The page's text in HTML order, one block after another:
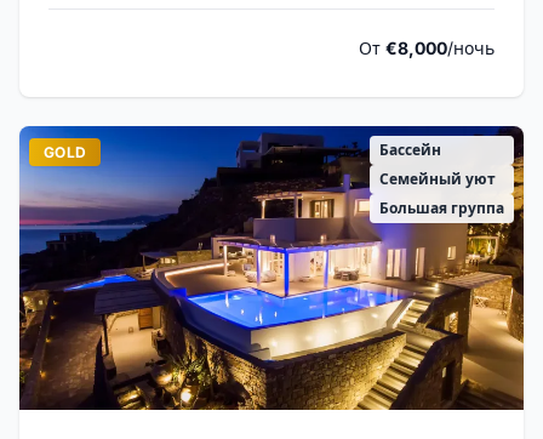
От €8,000/ночь
GOLD
Бассейн
Семейный уют
Большая группа